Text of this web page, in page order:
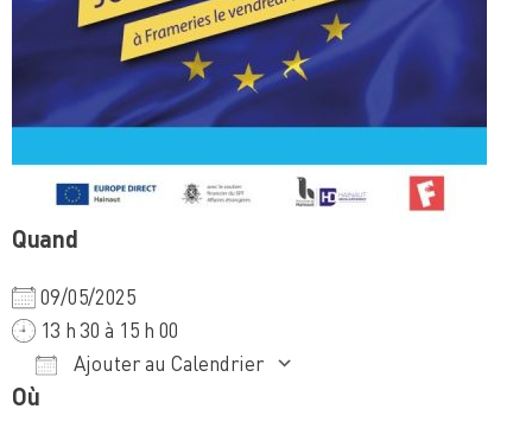
Quand
09/05/2025
13 h 30 à 15 h 00
Ajouter au Calendrier
Où